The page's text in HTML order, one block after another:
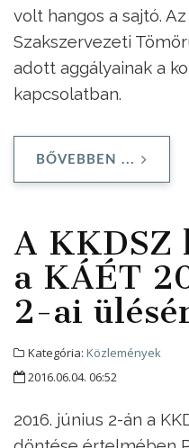
volt hangos a sajtó.
Szakszervezeti
adott aggályainak a
kapcsolatban.
BŐVEBBEN ...
A KKDSZ
a KÁÉT
2-ai
Kategória: Közlemények
2016.06.04. 06:52
2016. június 2-án a